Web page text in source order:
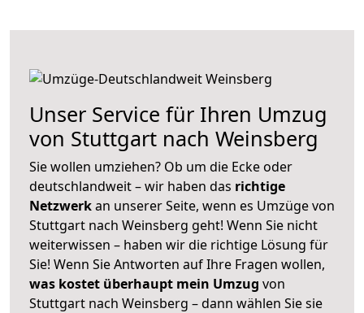
Unser Service für Ihren Umzug
von Stuttgart nach Weinsberg
Sie wollen umziehen? Ob um die Ecke oder
deutschlandweit – wir haben das richtige
Netzwerkan unserer Seite, wenn es Umzüge von
Stuttgart nach Weinsberg geht! Wenn Sie nicht
weiterwissen – haben wir die richtige Lösung für
Sie! Wenn Sie Antworten auf Ihre Fragen wollen,
was kostet überhaupt mein Umzug von
Stuttgart nach Weinsberg – dann wählen Sie sie